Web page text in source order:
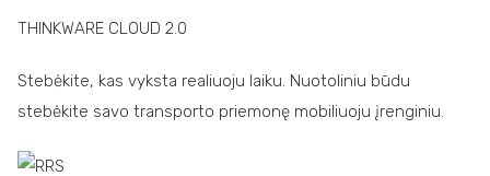
THINKWARE CLOUD 2.0
Stebėkite, kas vyksta realiuoju laiku. Nuotoliniu būdu
stebėkite savo transporto priemonę mobiliuoju įrenginiu.